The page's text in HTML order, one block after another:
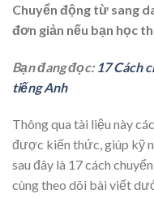
Chuyển động từ sang
đơn giản nếu bạn học
Bạn đang đọc: 17 Cách
tiếng Anh
Thông qua tài liệu này
được kiến thức, giúp kỹ
sau đây là 17 cách
cùng theo dõi bài viết